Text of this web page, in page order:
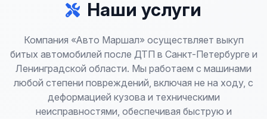
Наши услуги
Компания «Авто Маршал» осуществляет выкуп
битых автомобилей после ДТП в Санкт-Петербурге и
Ленинградской области. Мы работаем с машинами
любой степени повреждений, включая не на ходу, с
деформацией кузова и техническими
неисправностями, обеспечивая быструю и